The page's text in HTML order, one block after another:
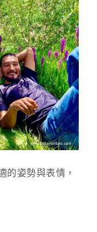
的姿勢與表情，